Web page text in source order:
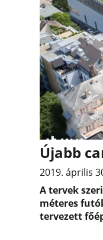
Újabb
2019. április
A tervek
méteres
tervezett